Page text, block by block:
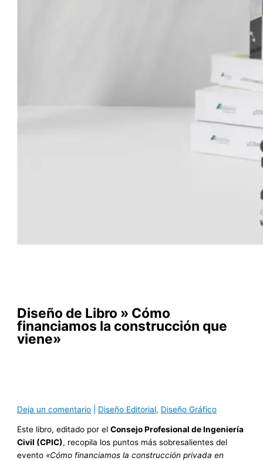
Diseño de Libro » Cómo
financiamos la construcción que
viene»
Deja un comentario Diseño Editorial, Diseño Gráfico
Este libro, editado por elConsejo Profesional de Ingeniería
Civil (CPIC), recopila los puntos más sobresalientes del
evento «Cómo financiamos la construcción privada en